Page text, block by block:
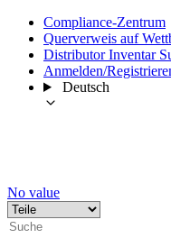
Compliance-Zentrum
Querverweis auf
Distributor Inventar
Anmelden/
Deutsch
No value